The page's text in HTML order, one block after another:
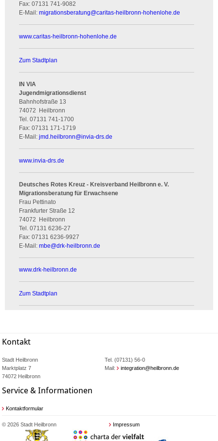
Fax: 07131 741-9082
E-Mail: migrationsberatung@caritas-heilbronn-hohenlohe.de
www.caritas-heilbronn-hohenlohe.de
Zum Stadtplan
IN VIA
Jugendmigrationsdienst
Bahnhofstraße 13
74072
Heilbronn
Tel. 07131 741-1700
Fax: 07131 171-1719
E-Mail: jmd.heilbronn@invia-drs.de
www.invia-drs.de
Deutsches Rotes Kreuz - Kreisverband Heilbronn e. V.
Migrationsberatung für Erwachsene
Frau Pettinato
Frankfurter Straße 12
74072
Heilbronn
Tel. 07131 6236-27
Fax: 07131 6236-9927
E-Mail: mbe@drk-heilbronn.de
www.drk-heilbronn.de
Zum Stadtplan
Kontakt
Stadt Heilbronn
Marktplatz 7
74072 Heilbronn
Tel. (07131) 56-0
Mail:
integration@heilbronn.de
Service & Informationen
Kontaktformular
© 2026 Stadt Heilbronn Impressum